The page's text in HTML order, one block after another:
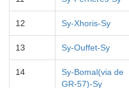
12 Sy-Xhoris-Sy
13 Sy-Ouffet-Sy
14
Sy-Bomal(via de
GR-57)-Sy